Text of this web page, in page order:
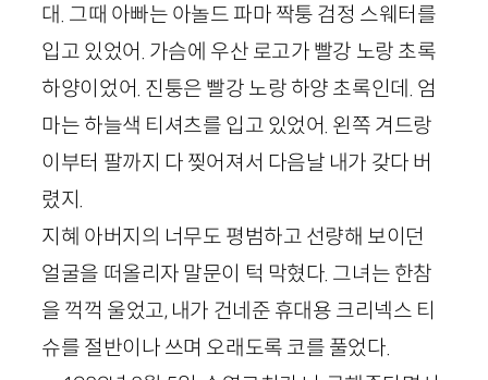
대. 그때 아빠는 아놀드 파마 짝퉁 검정 스웨터를
입고 있었어. 가슴에 우산 로고가 빨강 노랑 초록
하양이었어. 진퉁은 빨강 노랑 하양 초록인데. 엄
마는 하늘색 티셔츠를 입고 있었어. 왼쪽 겨드랑
이부터 팔까지 다 찢어져서 다음날 내가 갖다 버
렸지.
지혜 아버지의 너무도 평범하고 선량해 보이던
얼굴을 떠올리자 말문이 턱 막혔다. 그녀는 한참
을 꺽꺽 울었고, 내가 건네준 휴대용 크리넥스 티
슈를 절반이나 쓰며 오래도록 코를 풀었다.